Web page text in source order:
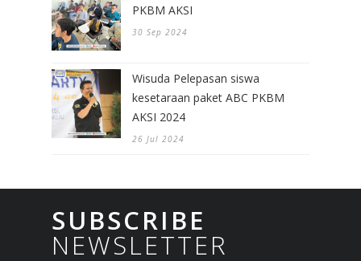
PKBM AKSI
30 Sep 2024
Wisuda Pelepasan siswa
kesetaraan paket ABC PKBM
AKSI 2024
26 Jul 2024
SUBSCRIBE
NEWSLETTER